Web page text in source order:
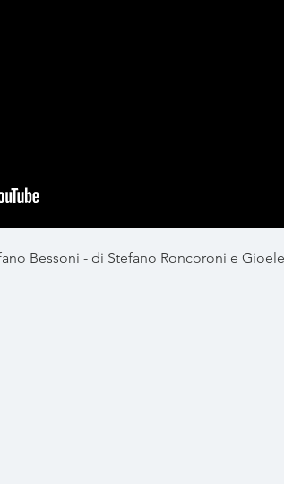
Bessoni - di Stefano Roncoroni e